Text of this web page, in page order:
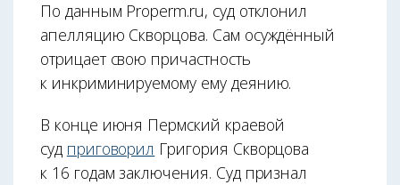
По данным Properm.ru, суд отклонил
апелляцию Скворцова. Сам осуждённый
отрицает свою причастность
к инкриминируемому ему деянию.
В конце июня Пермский краевой
суд приговорил Григория Скворцова
к 16 годам заключения. Суд признал